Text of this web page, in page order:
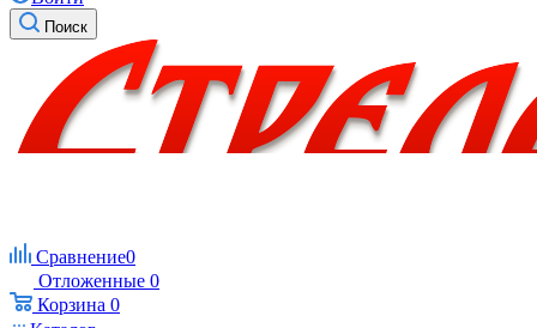
Поиск
Сравнение0
Отложенные 0
Корзина 0